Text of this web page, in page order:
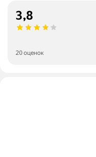
3,8
20 оценок